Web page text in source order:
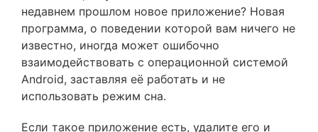
недавнем прошлом новое приложение? Новая
программа, о поведении которой вам ничего не
известно, иногда может ошибочно
взаимодействовать с операционной системой
Android, заставляя её работать и не
использовать режим сна.
Если такое приложение есть, удалите его и